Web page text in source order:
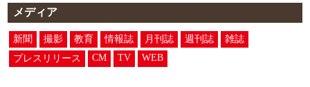
メディア
新聞 撮影 教育 情報誌 月刊誌 週刊誌
雑誌
プレスリリース
CM TV WEB